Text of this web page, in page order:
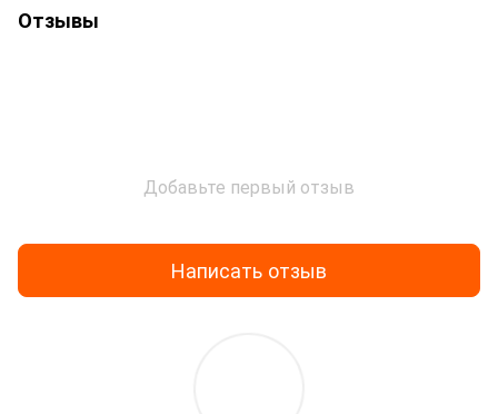
Отзывы
Добавьте первый отзыв
Написать отзыв